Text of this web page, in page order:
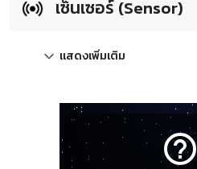
เซ็นเซอร์ (Sensor)
แสดงเพิ่มเติม
help_outline